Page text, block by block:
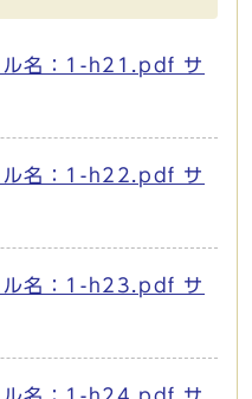
ル名：1-h21.pdf サ
ル名：1-h22.pdf サ
ル名：1-h23.pdf サ
ル名：1-h24.pdf サ